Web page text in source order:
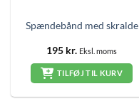
Spændebånd med skralde
195 kr. Eksl. moms
TILFØJ TIL KURV